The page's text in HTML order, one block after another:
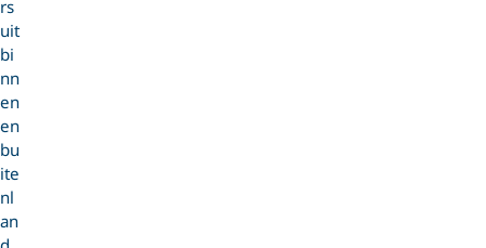
rs
uit
bi
nn
en
en
bu
ite
nl
an